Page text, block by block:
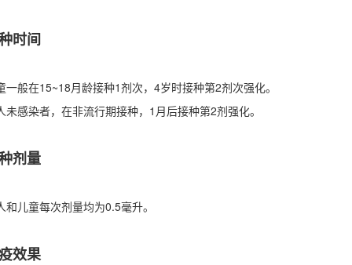
时间
一般在15~18月龄接种1剂次，4岁时接种第2剂次强化。
未感染者，在非流行期接种，1月后接种第2剂强化。
剂量
和儿童每次剂量均为0.5毫升。
效果